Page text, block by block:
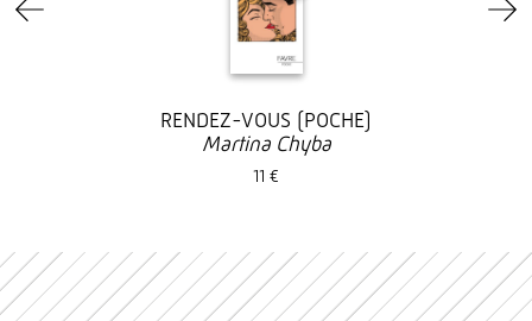
RENDEZ-VOUS (POCHE)
Martina Chyba
11 €